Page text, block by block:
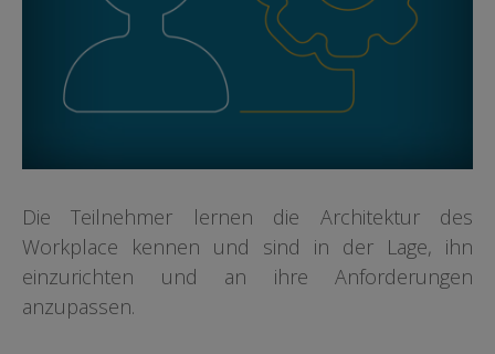
Die Teilnehmer lernen die Architektur des
Workplace kennen und sind in der Lage, ihn
einzurichten und an ihre Anforderungen
anzupassen.